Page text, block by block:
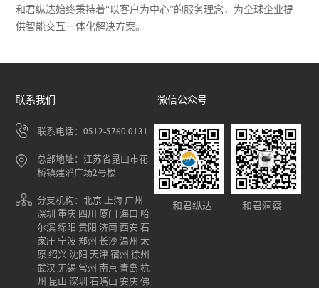
和君纵达始终秉持着“以客户为中心”的服务理念，为全球企业提
供智能交互一体化解决方案。
联系我们
联系电话：0512-5760 0131
总部地址：江苏省昆山市花
桥镇建滔广场2号楼
分支机构：北京 上海 广州
深圳 重庆 四川 厦门 海口 哈
尔滨 绵阳 贵阳 济南 西安 石
家庄 宁波 郑州 长沙 温州 太
原 绍兴 沈阳 天津 宿州 徐州
武汉 无锡 常州 南京 青岛 杭
州 昆山 深圳 石嘴山 安庆 佛
微信公众号
和君纵达 和君洞察